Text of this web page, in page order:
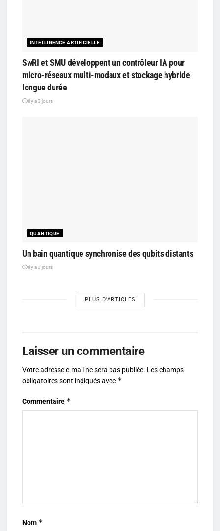
INTELLIGENCE ARTIFICIELLE
SwRI et SMU développent un contrôleur IA pour
micro-réseaux multi-modaux et stockage hybride
longue durée
il y a 3 jours
QUANTIQUE
Un bain quantique synchronise des qubits distants
il y a 3 jours
PLUS D'ARTICLES
Laisser un commentaire
Votre adresse e-mail ne sera pas publiée. Les champs
obligatoires sont indiqués avec *
Commentaire *
Nom *